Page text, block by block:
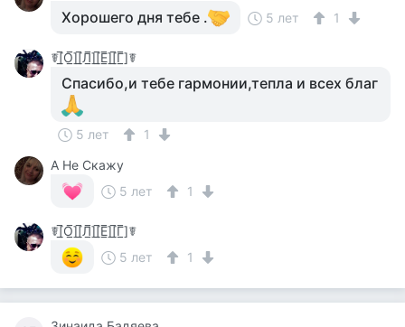
Хорошего дня тебе . 5 лет 1
☤[̲̅О̲̅][̲̅Л̲̅][̲̅Е̲̅][̲̅Г̲̅]☤
Спасибо,и тебе гармонии,тепла и всех благ
5 лет
1
А Не Скажу
5 лет
1
☤[̲̅О̲̅][̲̅Л̲̅][̲̅Е̲̅][̲̅Г̲̅]☤
5 лет
1